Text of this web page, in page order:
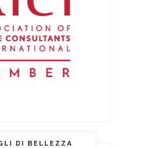
DI BELLEZZA